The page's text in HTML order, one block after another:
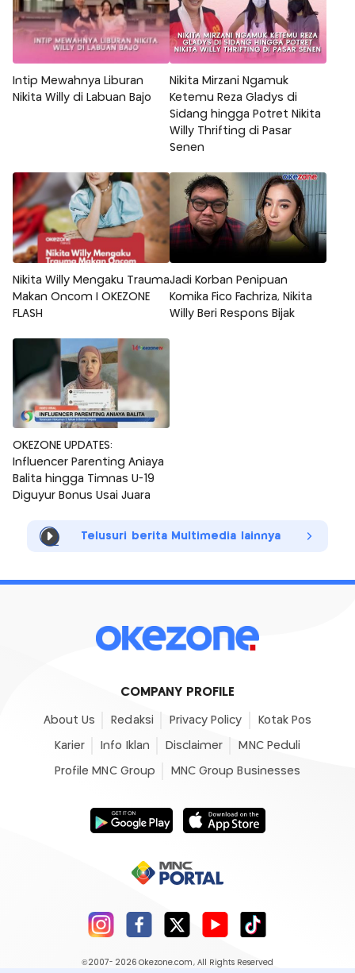
Intip Mewahnya Liburan
Nikita Willy di Labuan Bajo
Nikita Mirzani Ngamuk
Ketemu Reza Gladys di
Sidang hingga Potret Nikita
Willy Thrifting di Pasar
Senen
Nikita Willy Mengaku Trauma
Makan Oncom | OKEZONE
FLASH
Jadi Korban Penipuan
Komika Fico Fachriza, Nikita
Willy Beri Respons Bijak
OKEZONE UPDATES:
Influencer Parenting Aniaya
Balita hingga Timnas U-19
Diguyur Bonus Usai Juara
Telusuri berita Multimedia lainnya
COMPANY PROFILE
About Us Redaksi Privacy Policy Kotak Pos
Karier Info Iklan Disclaimer MNC Peduli
Profile MNC Group MNC Group Businesses
©2007- 2026 Okezone.com , All Rights Reserved